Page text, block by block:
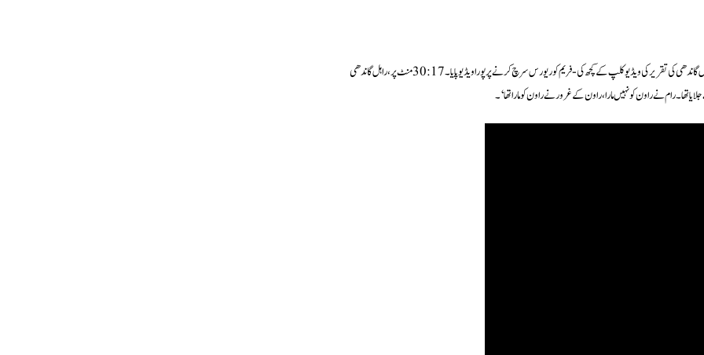
وائرل ویڈیو کلپ کی حقیقت جاننے کے لیے، DFRAC ٹیم نے 9 اگست کو لوک سبھا میں راہل گاندھی کی تقریر کی ویڈیو کلپ کے کچھ کی-فریم کو ریورس سرچ کرنے پر پورا ویڈیو پایا۔ 30:17 منٹ پر، راہل گاندھی
تھا۔ رام نے راون کو نہیں مارا، راون کے غرور نے راون کو مارا تھا‘۔